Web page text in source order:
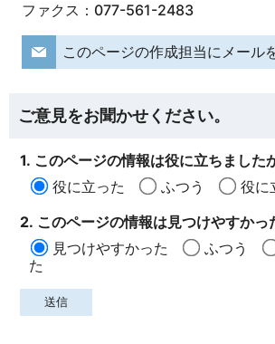
ファクス：077-561-2483
このページの作成担当にメール
ご意見をお聞かせください。
1. このページの情報は役に立ちました
役に立った
ふつう
役に
2. このページの情報は見つけやすかっ
見つけやすかった
ふつう
た